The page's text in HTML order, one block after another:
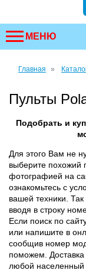
МЕНЮ
Главная
Пульты
Подобрать и
Для этого Вам не
выберите похожий
фотографией на
ознакомьтесь с
вашей техники.
вводя в строку
Если поиск по
или напишите в
сообщив номер
поможем. Доставка
любой населенный